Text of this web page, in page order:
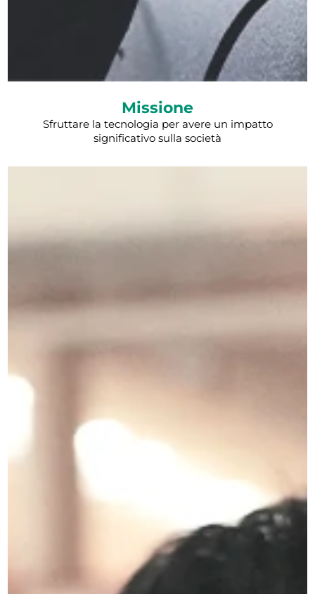
Missione
Sfruttare la tecnologia per avere un impatto
significativo sulla società